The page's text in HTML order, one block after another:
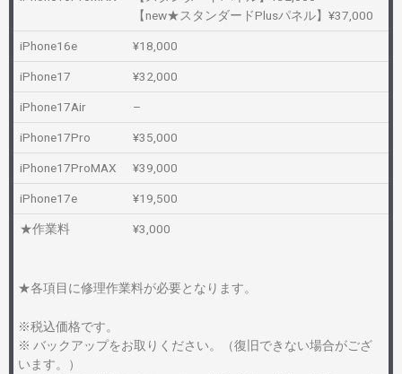
【new★スタンダードPlusパネル】¥37,000
iPhone16e ¥18,000
iPhone17 ¥32,000
iPhone17Air –
iPhone17Pro ¥35,000
iPhone17ProMAX ¥39,000
iPhone17e ¥19,500
★作業料 ¥3,000
★各項目に修理作業料が必要となります。
※税込価格です。
※ バックアップをお取りください。（復旧できない場合がござ
います。）